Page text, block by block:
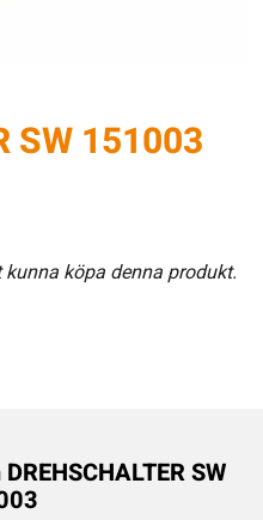
SW 151003
köpa denna produkt.
DREHSCHALTER SW